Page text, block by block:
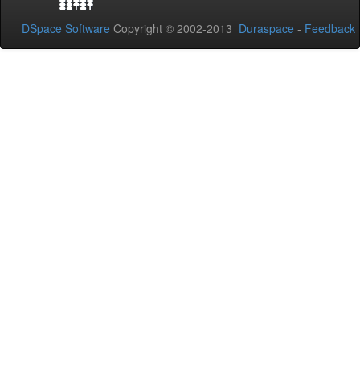
DSpace Software Copyright © 2002-2013 Duraspace - Feedback